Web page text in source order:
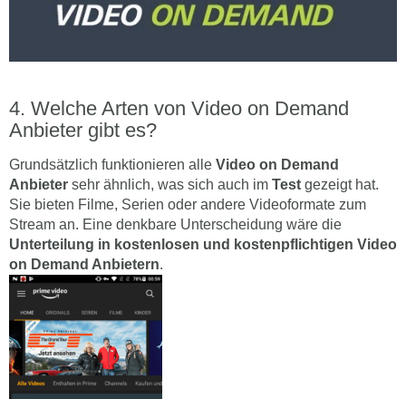
Welche Arten von Video on Demand
Anbieter gibt es?
Grundsätzlich funktionieren alle Video on Demand
Anbieter sehr ähnlich, was sich auch im Test gezeigt hat.
Sie bieten Filme, Serien oder andere Videoformate zum
Stream an. Eine denkbare Unterscheidung wäre die
Unterteilung in kostenlosen und kostenpflichtigen Video
on Demand Anbietern.